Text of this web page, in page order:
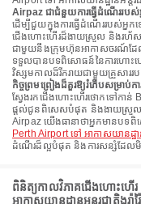
Airpaz ជាជំនួយការធ្វើដំណើររបស់
ដើម្បីជួយក្នុងការធ្វើដំណើររបស់អ្
ជើងហោះហើរដ៏ងាយស្រួល និងរហ័ស
ជាមួយនឹងក្រុមហ៊ុនអាកាសចរណ៍ដែល
ទទួលបានបទពិសោធន៍នៃការហោះហ
វិស្សមកាលដ៏រីករាយជាមួយគ្រួសាររ
កិច្ចព្រមព្រៀងដ៏គួរឱ្យរំភើបសម្រាប់ក
ស្វែងរកជើងហោះហើរថោកទៅកាន់
ផ្តល់ជូនពិសេសបំផុត និងងាយស្រួល
Airpaz យើងធានាថាអ្នកមាន
Perth Airport ទៅ អាកាសយានដ្ឋាន
ដំណើរដ៏ល្អបំផុត និងការសន្សំដែលមិ
ពិនិត្យកាលវិភាគជើងហោះហ
អាកាសយានដ្ឋានអន្តរជាតិងូរ៉ារ៉ៃ